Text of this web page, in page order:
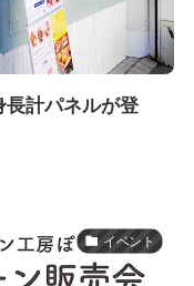
長計パネルが登
イベント